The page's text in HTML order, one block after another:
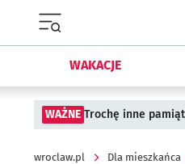
WAKACJE
WAŻNE Trochę inne
wroclaw.pl Dla mieszkańca